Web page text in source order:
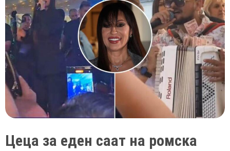
е
како
да
сте
живи
закопани
во
гроб
Цеца за еден саат на ромска